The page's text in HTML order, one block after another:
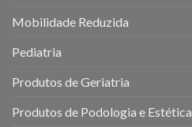
Mobilidade Reduzida
Pediatria
Produtos de Geriatria
Produtos de Podologia e Estética